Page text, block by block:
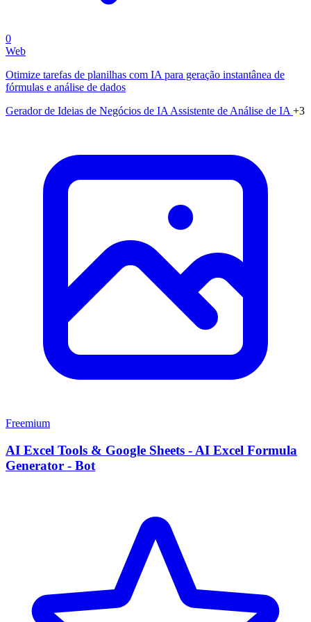
0
Web
Otimize tarefas de planilhas com IA para geração instantânea de
fórmulas e análise de dados
Gerador de Ideias de Negócios de IA Assistente de Análise de IA +3
Freemium
AI Excel Tools & Google Sheets - AI Excel Formula
Generator - Bot